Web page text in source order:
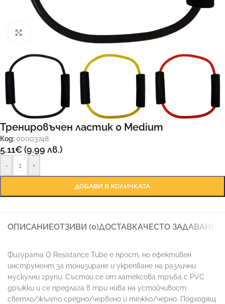
Увеличи
Тренировъчeн ластик 0 Medium
Код: 00003748
5.11€(9.99 лв.)
- +
ДОБАВИ В КОЛИЧКАТА
ОПИСАНИЕОТЗИВИ (0)ДОСТАВКАЧЕСТО ЗАДАВАНИ
Фигурата O Resistance Tube е прост, но ефективен
инструмент за тонизиране и укрепване на различни
мускулни групи. Състои се от латексова тръба с PVC
дръжки и се предлага в три нива на устойчивост:
светло/жълто средно/червено и тежко/черно. Подходящ